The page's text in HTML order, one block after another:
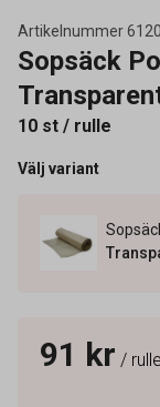
Artikelnummer
Sopsäck
10 st / rulle
Välj variant
91 kr / rulle